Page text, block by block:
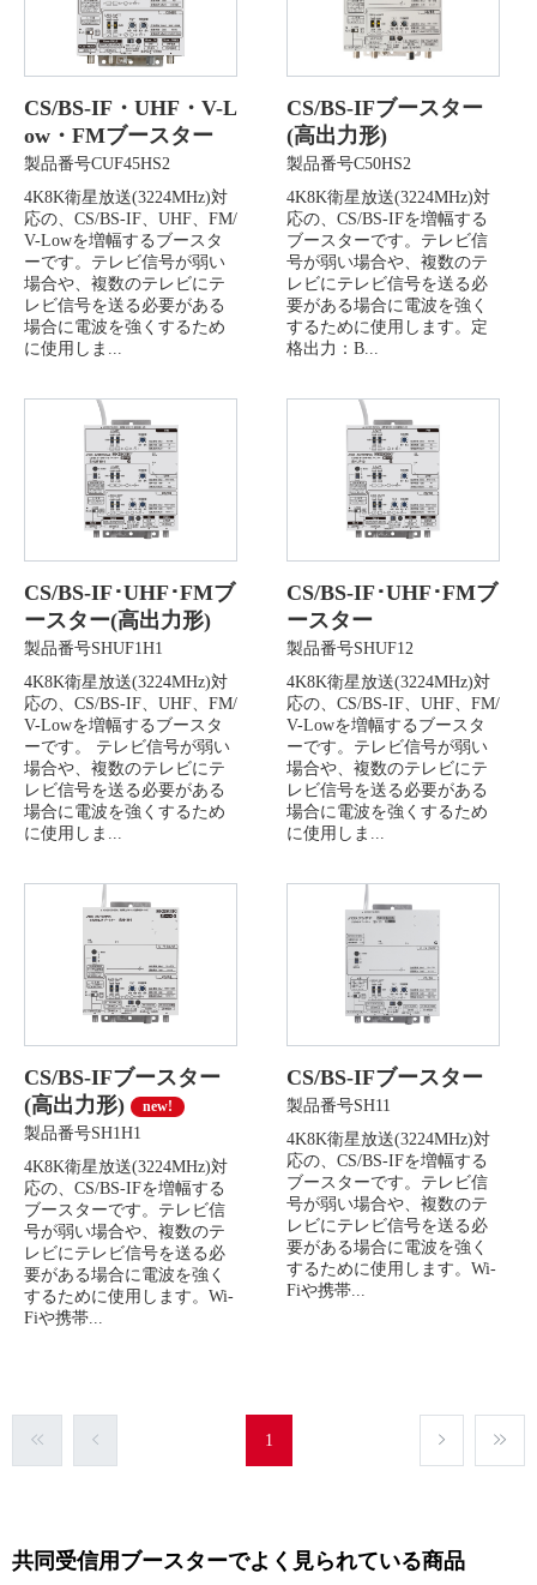
CS/BS-IF・UHF・V-L
ow・FMブースター
製品番号CUF45HS2
4K8K衛星放送(3224MHz)対
応の、CS/BS-IF、UHF、FM/
V-Lowを増幅するブースタ
ーです。テレビ信号が弱い
場合や、複数のテレビにテ
レビ信号を送る必要がある
場合に電波を強くするため
に使用しま...
CS/BS-IFブースター
(高出力形)
製品番号C50HS2
4K8K衛星放送(3224MHz)対
応の、CS/BS-IFを増幅する
ブースターです。テレビ信
号が弱い場合や、複数のテ
レビにテレビ信号を送る必
要がある場合に電波を強く
するために使用します。定
格出力：B...
CS/BS-IF･UHF･FMブ
ースター(高出力形)
製品番号SHUF1H1
4K8K衛星放送(3224MHz)対
応の、CS/BS-IF、UHF、FM/
V-Lowを増幅するブースタ
ーです。 テレビ信号が弱い
場合や、複数のテレビにテ
レビ信号を送る必要がある
場合に電波を強くするため
に使用しま...
CS/BS-IF･UHF･FMブ
ースター
製品番号SHUF12
4K8K衛星放送(3224MHz)対
応の、CS/BS-IF、UHF、FM/
V-Lowを増幅するブースタ
ーです。テレビ信号が弱い
場合や、複数のテレビにテ
レビ信号を送る必要がある
場合に電波を強くするため
に使用しま...
CS/BS-IFブースター
(高出力形)
new!
製品番号SH1H1
4K8K衛星放送(3224MHz)対
応の、CS/BS-IFを増幅する
ブースターです。テレビ信
号が弱い場合や、複数のテ
レビにテレビ信号を送る必
要がある場合に電波を強く
するために使用します。Wi-
Fiや携帯...
CS/BS-IFブースター
製品番号SH11
4K8K衛星放送(3224MHz)対
応の、CS/BS-IFを増幅する
ブースターです。テレビ信
号が弱い場合や、複数のテ
レビにテレビ信号を送る必
要がある場合に電波を強く
するために使用します。Wi-
Fiや携帯...
1
共同受信用ブースターでよく見られている商品